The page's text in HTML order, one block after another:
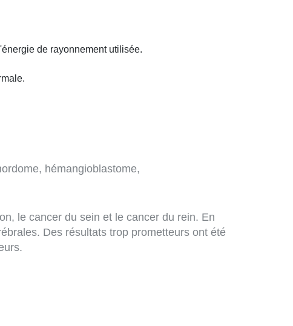
de rayonnement utilisée.
hémangioblastome,
le cancer du sein et le cancer du rein. En
Des résultats trop prometteurs ont été